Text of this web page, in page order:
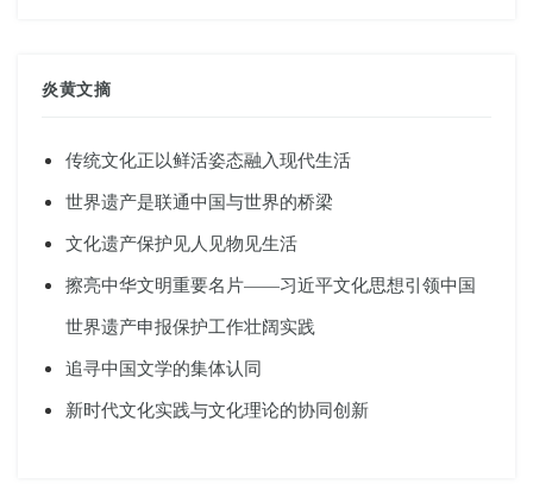
炎黄文摘
传统文化正以鲜活姿态融入现代生活
世界遗产是联通中国与世界的桥梁
文化遗产保护见人见物见生活
擦亮中华文明重要名片——习近平文化思想引领中国
世界遗产申报保护工作壮阔实践
追寻中国文学的集体认同
新时代文化实践与文化理论的协同创新